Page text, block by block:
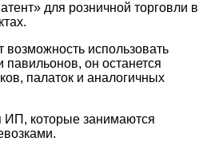
для розничной торговли в
использовать
павильонов, он останется
палаток и аналогичных
ИП, которые занимаются